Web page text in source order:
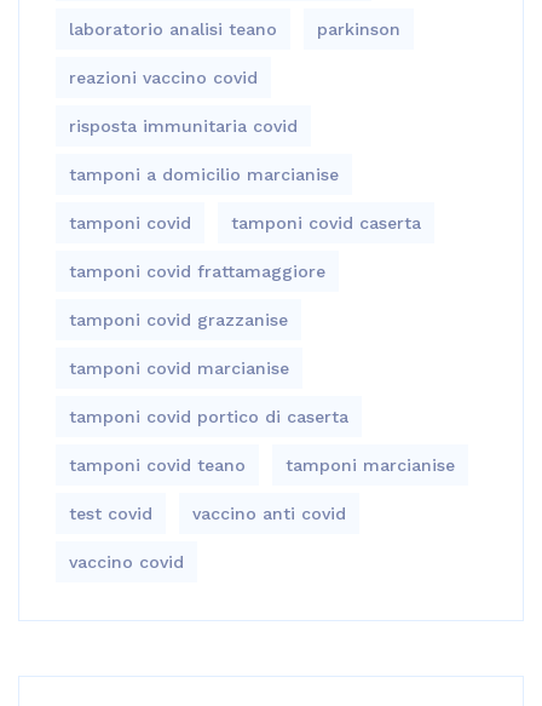
laboratorio analisi teano parkinson
reazioni vaccino covid
risposta immunitaria covid
tamponi a domicilio marcianise
tamponi covid tamponi covid caserta
tamponi covid frattamaggiore
tamponi covid grazzanise
tamponi covid marcianise
tamponi covid portico di caserta
tamponi covid teano tamponi marcianise
test covid vaccino anti covid
vaccino covid